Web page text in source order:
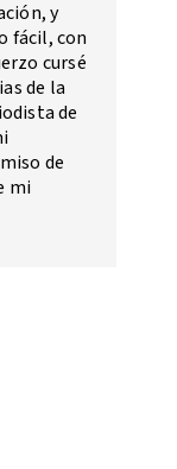
y
fácil, con
cursé
de la
de
de
mi